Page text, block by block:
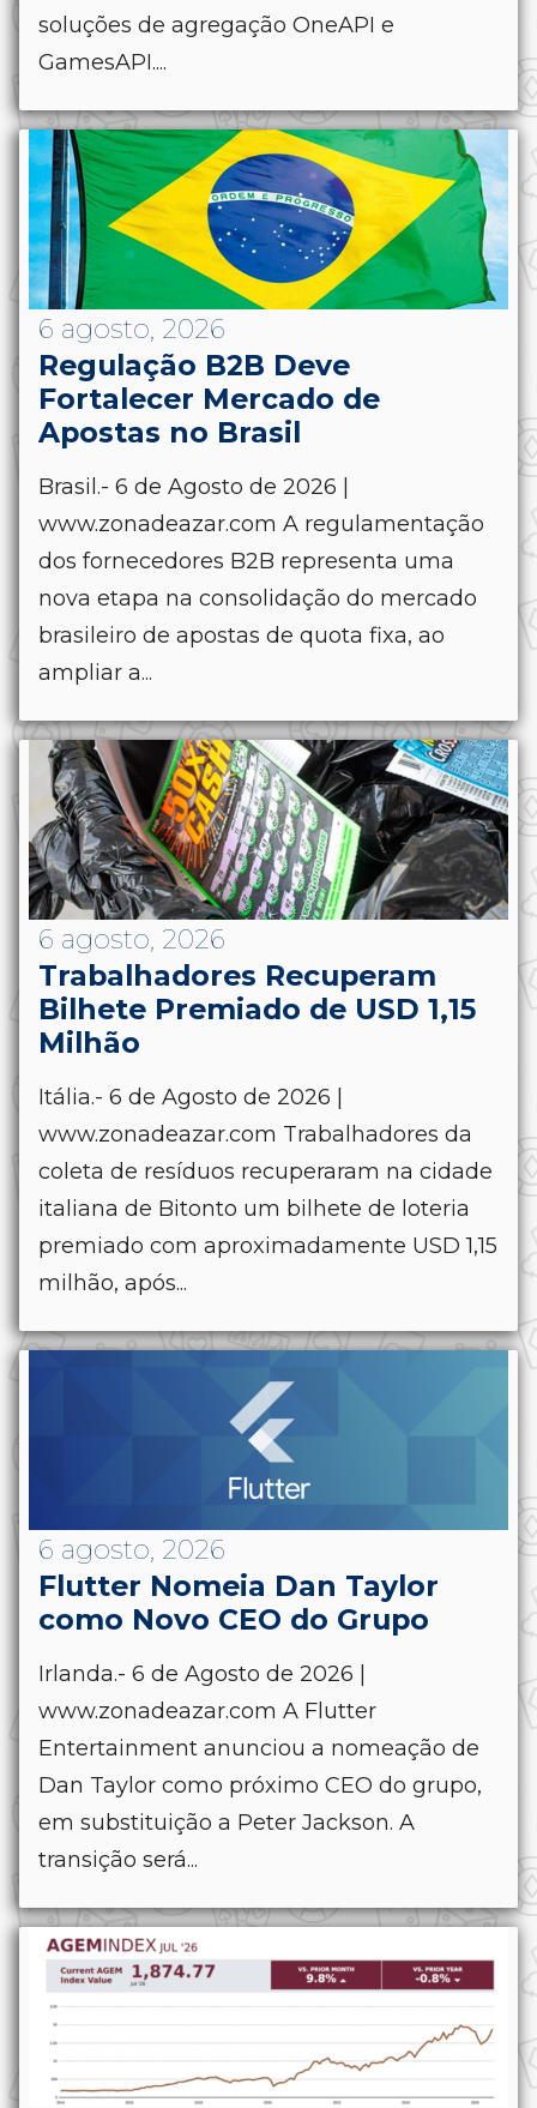
soluções de agregação OneAPI e
GamesAPI....
6 agosto, 2026
Regulação B2B Deve
Fortalecer Mercado de
Apostas no Brasil
Brasil.- 6 de Agosto de 2026 |
www.zonadeazar.com A regulamentação
dos fornecedores B2B representa uma
nova etapa na consolidação do mercado
brasileiro de apostas de quota fixa, ao
ampliar a...
6 agosto, 2026
Trabalhadores Recuperam
Bilhete Premiado de USD 1,15
Milhão
Itália.- 6 de Agosto de 2026 |
www.zonadeazar.com Trabalhadores da
coleta de resíduos recuperaram na cidade
italiana de Bitonto um bilhete de loteria
premiado com aproximadamente USD 1,15
milhão, após...
6 agosto, 2026
Flutter Nomeia Dan Taylor
como Novo CEO do Grupo
Irlanda.- 6 de Agosto de 2026 |
www.zonadeazar.com A Flutter
Entertainment anunciou a nomeação de
Dan Taylor como próximo CEO do grupo,
em substituição a Peter Jackson. A
transição será...